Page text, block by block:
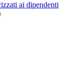
ai dipendenti